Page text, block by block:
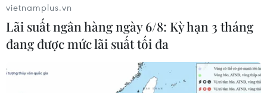
vietnamplus.vn
Lãi suất ngân hàng ngày 6/8: Kỳ hạn 3 tháng
đang được mức lãi suất tối đa